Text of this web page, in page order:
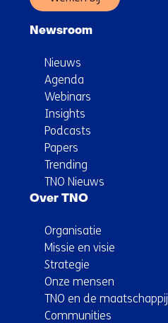
Newsroom
Nieuws
Agenda
Webinars
Insights
Podcasts
Papers
Trending
TNO Nieuws
Over TNO
Organisatie
Missie en visie
Strategie
Onze mensen
TNO en de maatschappij
Communities